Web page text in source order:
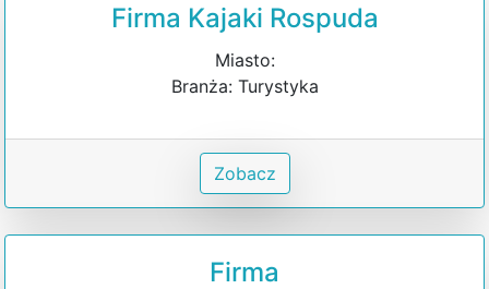
Firma Kajaki Rospuda
Miasto:
Branża: Turystyka
Zobacz
Firma